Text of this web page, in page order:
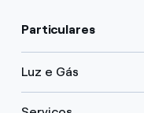
Particulares
Luz e Gás